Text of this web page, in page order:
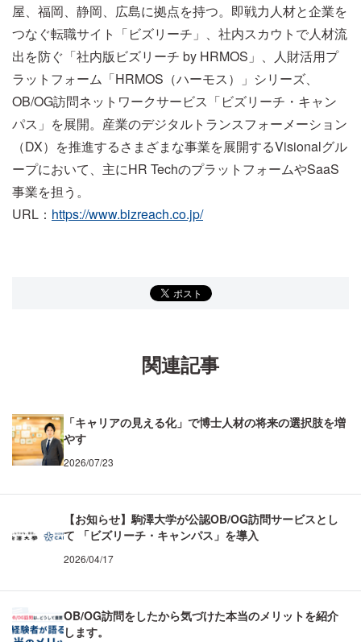
屋、福岡、静岡、広島に拠点を持つ。即戦力人材と企業を
つなぐ転職サイト「ビズリーチ」、社内スカウトで人材流
出を防ぐ「社内版ビズリーチ by HRMOS」、人財活用プ
ラットフォーム「HRMOS（ハーモス）」シリーズ、
OB/OG訪問ネットワークサービス「ビズリーチ・キャン
パス」を展開。産業のデジタルトランスフォーメーション
（DX）を推進するさまざまな事業を展開するVisionalグル
ープにおいて、主にHR TechのプラットフォームやSaaS
事業を担う。
URL： https://www.bizreach.co.jp/
関連記事
「キャリアの見える化」で博士人材の将来の選択肢を増
やす
2026/07/23
【お知らせ】駒澤大学が公認OB/OG訪問サービスとし
て 「ビズリーチ・キャンパス」を導入
2026/04/17
OB/OG訪問をしたから気づけた本当のメリットを紹介
します。